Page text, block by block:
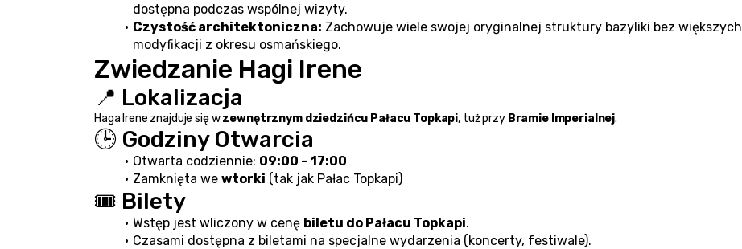
dostępna podczas wspólnej wizyty.
Czystość architektoniczna: Zachowuje wiele swojej oryginalnej struktury bazyliki bez większych
modyfikacji z okresu osmańskiego.
Zwiedzanie Hagi Irene
📍 Lokalizacja
Haga Irene znajduje się w zewnętrznym dziedzińcu Pałacu Topkapi, tuż przy Bramie Imperialnej.
🕒 Godziny Otwarcia
Otwarta codziennie: 09:00 – 17:00
Zamknięta we wtorki (tak jak Pałac Topkapi)
🎟️ Bilety
Wstęp jest wliczony w cenę biletu do Pałacu Topkapi.
Czasami dostępna z biletami na specjalne wydarzenia (koncerty, festiwale).